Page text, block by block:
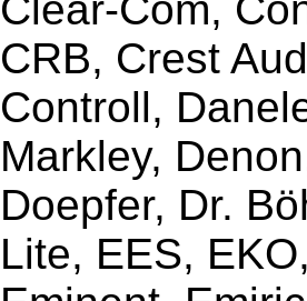
CRB, Crest
Controll,
Markley,
Doepfer, Dr.
Lite, EES,